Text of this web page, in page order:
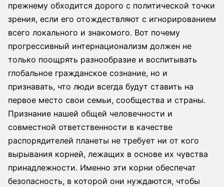
прежнему обходится дорого с политической точки
зрения, если его отождествляют с игнорированием
всего локального и знакомого. Вот почему
прогрессивный интернационализм должен не
только поощрять разнообразие и воспитывать
глобальное гражданское сознание, но и
признавать, что люди всегда будут ставить на
первое место свои семьи, сообщества и страны.
Признание нашей общей человечности и
совместной ответственности в качестве
распорядителей планеты не требует ни от кого
вырывания корней, лежащих в основе их чувства
принадлежности. Именно эти корни обеспечат
безопасность, в которой они нуждаются, чтобы